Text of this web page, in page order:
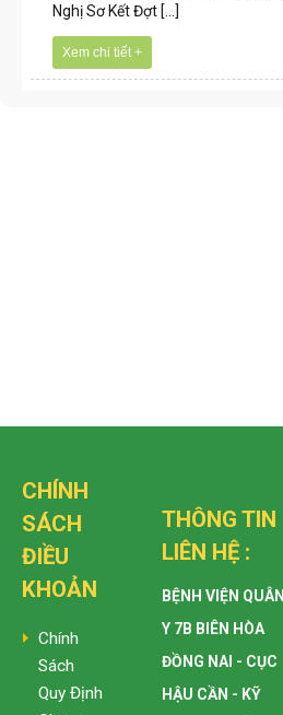
Nghị Sơ Kết Đợt [...]
Xem chi tiết +
CHÍNH
SÁCH
ĐIỀU
KHOẢN
Chính
Sách
Quy Định
THÔNG TIN
LIÊN HỆ :
BỆNH VIỆN QUÂN
Y 7B BIÊN HÒA
ĐỒNG NAI - CỤC
HẬU CẦN - KỸ